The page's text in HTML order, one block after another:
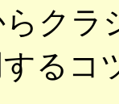
クラ
るコ